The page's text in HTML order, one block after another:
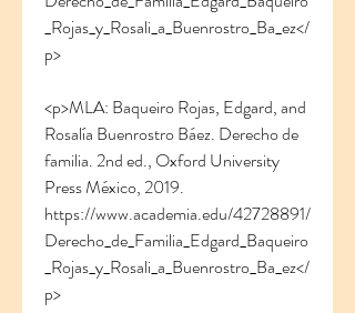
_Rojas_y_Rosali_a_Buenrostro_Ba_ez</
p>
<p>MLA: Baqueiro Rojas, Edgard, and
Rosalía Buenrostro Báez. Derecho de
familia. 2nd ed., Oxford University
Press México, 2019.
https://www.academia.edu/42728891/
Derecho_de_Familia_Edgard_Baqueiro
_Rojas_y_Rosali_a_Buenrostro_Ba_ez</
p>